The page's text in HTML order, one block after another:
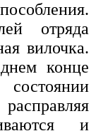
отряда
вилочка.
конце
и